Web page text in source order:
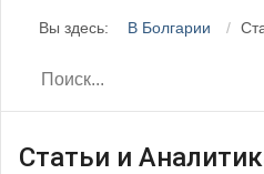
Вы здесь: В Болгарии
Статьи и